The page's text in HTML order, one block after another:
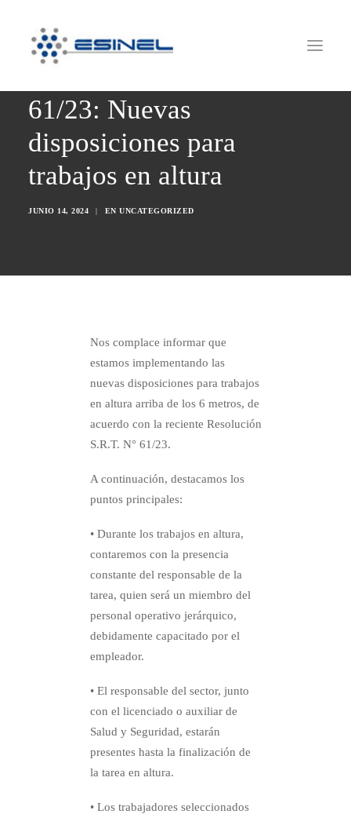
HOME
QUIÉNES SOMOS
SERVICIOS
SUSTENTABILIDAD
PROVEEDORES
61/23: Nuevas
disposiciones para
trabajos en altura
JUNIO 14, 2024 | EN UNCATEGORIZED
Nos complace informar que
estamos implementando las
nuevas disposiciones para trabajos
en altura arriba de los 6 metros, de
acuerdo con la reciente Resolución
S.R.T. N° 61/23.
A continuación, destacamos los
puntos principales:
• Durante los trabajos en altura,
contaremos con la presencia
constante del responsable de la
tarea, quien será un miembro del
personal operativo jerárquico,
debidamente capacitado por el
empleador.
• El responsable del sector, junto
con el licenciado o auxiliar de
Salud y Seguridad, estarán
presentes hasta la finalización de
la tarea en altura.
• Los trabajadores seleccionados